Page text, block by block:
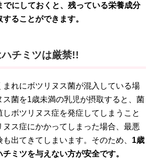
にしておくと、残っている栄養成分
ることができます。
チミツは厳禁!!
まれにボツリヌス菌が混入している場
ス菌を1歳未満の乳児が摂取すると、菌
ボツリヌス症を発症してしまうこと
ヌス症にかかってしまった場合、最悪
出てきてしまいます。そのため、 1歳
ミツを与えない方が安全です。